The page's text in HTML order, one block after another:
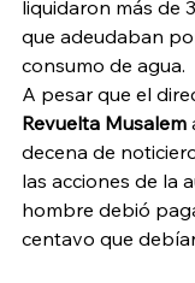
liquidaron más de
que adeudaban
consumo de agua.
A pesar que el
Revuelta Musalem
decena de
las acciones de la
hombre debió
centavo que